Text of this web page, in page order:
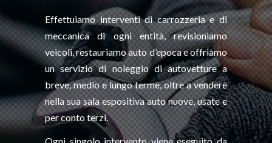
Effettuiamo interventi di carrozzeria e di
meccanica di ogni entità, revisioniamo
veicoli, restauriamo auto d’epoca e offriamo
un servizio di noleggio di autovetture a
breve, medio e lungo terme, oltre a vendere
nella sua sala espositiva auto nuove, usate e
per conto terzi.